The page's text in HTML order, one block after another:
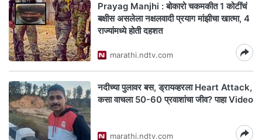
Prayag Manjhi : बोकारो चकमकीत 1 कोटींचं
बक्षीस असलेला नक्षलवादी प्रयाग मांझीचा खात्मा, 4
राज्यांमध्ये होती दहशत
marathi.ndtv.com
नदीच्या पुलावर बस, ड्रायव्हरला Heart Attack,
कसा वाचला 50-60 प्रवाशांचा जीव? पाहा Video
marathi.ndtv.com